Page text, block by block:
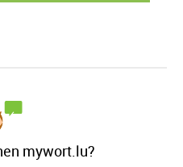
mywort.lu?